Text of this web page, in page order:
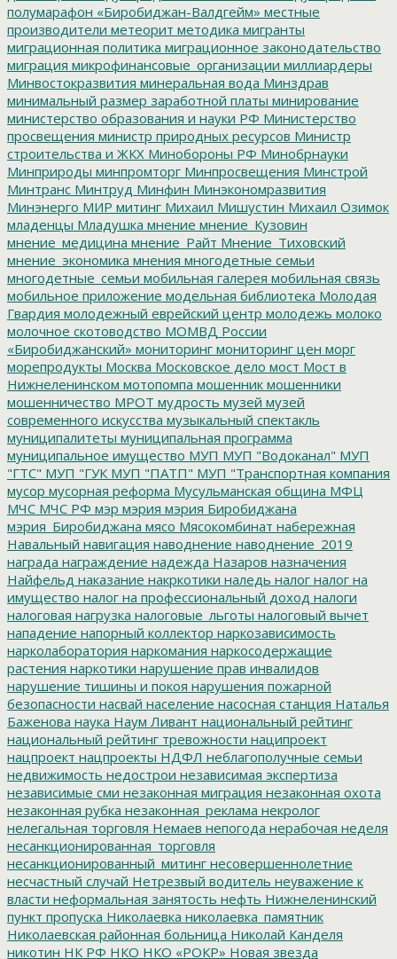
полумарафон «Биробиджан-Валдгейм» местные
производители метеорит методика мигранты
миграционная политика миграционное законодательство
миграция микрофинансовые_организации миллиардеры
Минвостокразвития минеральная вода Минздрав
минимальный размер заработной платы минирование
министерство образования и науки РФ Министерство
просвещения министр природных ресурсов Министр
строительства и ЖКХ Минобороны РФ Минобрнауки
Минприроды минпромторг Минпросвещения Минстрой
Минтранс Минтруд Минфин Минэкономразвития
Минэнерго МИР митинг Михаил Мишустин Михаил Озимок
младенцы Младушка мнение мнение_Кузовин
мнение_медицина мнение_Райт Мнение_Тиховский
мнение_экономика мнения многодетные семьи
многодетные_семьи мобильная галерея мобильная связь
мобильное приложение модельная библиотека Молодая
Гвардия молодежный еврейский центр молодежь молоко
молочное скотоводство МОМВД России
«Биробиджанский» мониторинг мониторинг цен морг
морепродукты Москва Московское дело мост Мост в
Нижнеленинском мотопомпа мошенник мошенники
мошенничество МРОТ мудрость музей музей
современного искусства музыкальный спектакль
муниципалитеты муниципальная программа
муниципальное имущество МУП МУП "Водоканал" МУП
"ГТС" МУП "ГУК МУП "ПАТП" МУП "Транспортная компания
мусор мусорная реформа Мусульманская община МФЦ
МЧС МЧС РФ мэр мэрия мэрия Биробиджана
мэрия_Биробиджана мясо Мясокомбинат набережная
Навальный навигация наводнение наводнение_2019
награда награждение надежда Назаров назначения
Найфельд наказание накркотики наледь налог налог на
имущество налог на профессиональный доход налоги
налоговая нагрузка налоговые_льготы налоговый вычет
нападение напорный коллектор наркозависимость
нарколаборатория наркомания наркосодержащие
растения наркотики нарушение прав инвалидов
нарушение тишины и покоя нарушения пожарной
безопасности насвай население насосная станция Наталья
Баженова наука Наум Ливант национальный рейтинг
национальный рейтинг тревожности наципроект
нацпроект нацпроекты НДФЛ неблагополучные семьи
недвижимость недострои независимая экспертиза
независимые сми незаконная миграция незаконная охота
незаконная рубка незаконная_реклама некролог
нелегальная торговля Немаев непогода нерабочая неделя
несанкционированная_торговля
несанкционированный_митинг несовершеннолетние
несчастный случай Нетрезвый водитель неуважение к
власти неформальная занятость нефть Нижнеленинский
пункт пропуска Николаевка николаевка_памятник
Николаевская районная больница Николай Канделя
никотин НК РФ НКО НКО «РОКР» Новая звезда